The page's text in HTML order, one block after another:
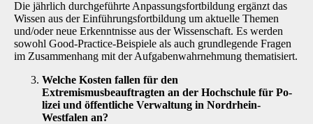
Die jährlich durchgeführte Anpassungsfortbildung ergänzt das
Wissen aus der Einführungs­fortbildung um aktuelle Themen
und/oder neue Erkenntnisse aus der Wissenschaft. Es werden
sowohl Good-Practice-Beispiele als auch grundlegende Fragen
im Zusammenhang mit der Aufgabenwahrnehmung thematisiert.
Welche Kosten fallen für den
Extremismusbeauftragten an der Hochschule für Po­
lizei und öffentliche Verwaltung in Nordrhein-
Westfalen an?